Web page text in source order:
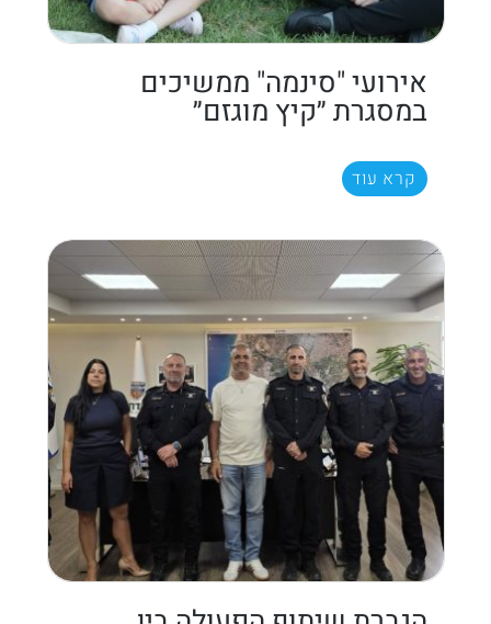
אירועי "סינמה" ממשיכים
במסגרת ״קיץ מוגזם״
קרא עוד